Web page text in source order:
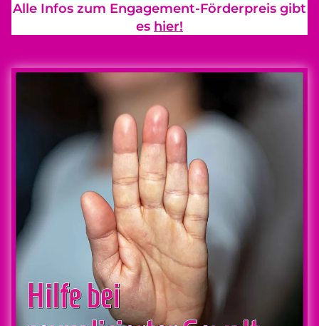
Alle Infos zum Engagement-Förderpreis gibt
es hier!